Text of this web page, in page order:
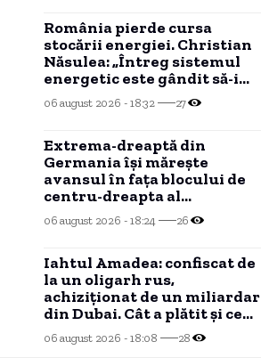
România pierde cursa
stocării energiei. Christian
Năsulea: „Întreg sistemul
energetic este gândit să-i
dezavantajeze pe cetățeni”
06 august 2026 - 18:32 27
Extrema-dreaptă din
Germania îşi măreşte
avansul în faţa blocului de
centru-dreapta al
cancelarului Friedrich Merz
(sondaj)
06 august 2026 - 18:24 26
Iahtul Amadea: confiscat de
la un oligarh rus,
achiziționat de un miliardar
din Dubai. Cât a plătit și ce
intenționează să facă cu el
noul proprietar.
06 august 2026 - 18:08 28